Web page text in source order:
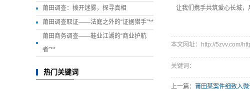
莆田调查：拨开迷雾，探寻真相
莆田调查取证——法庭之外的“证据猎手”**
莆田商务调查——鞋业江湖的“商业护航
者”**
热门关键词
让我们携手共筑爱心长城
本文网址：http://5zvv.com/
关键词：
上一篇： 莆田某案件细致入